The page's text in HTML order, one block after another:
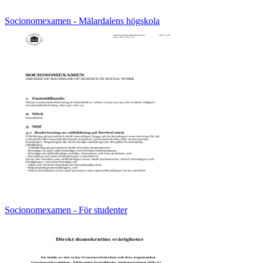
Socionomexamen - Mälardalens högskola
Socionomexamen - För studenter